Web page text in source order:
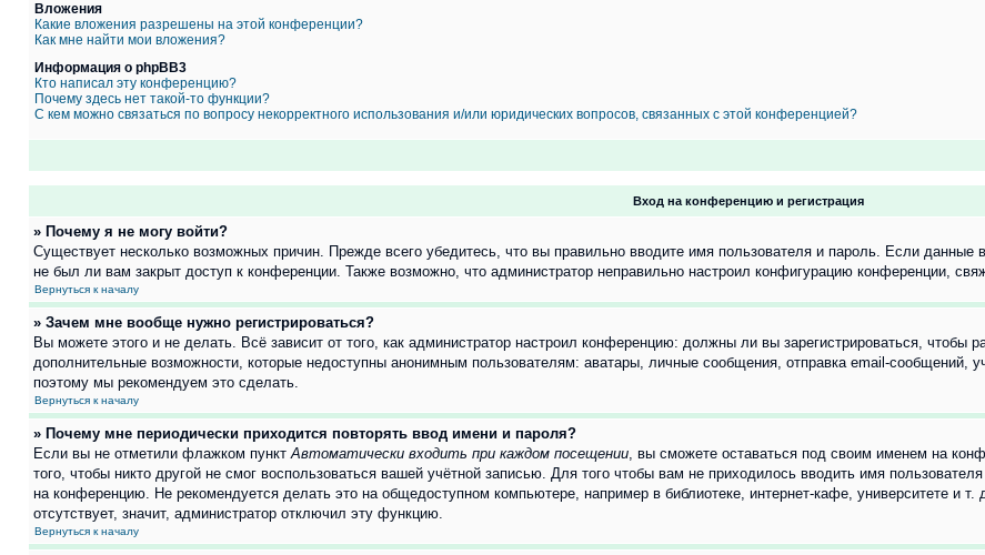
Вложения
Какие вложения разрешены на этой конференции?
Как мне найти мои вложения?
Информация о phpBB3
Кто написал эту конференцию?
Почему здесь нет такой-то функции?
С кем можно связаться по вопросу некорректного использования и/или юридических вопросов, связанных с этой конференцией?
Вход на конференцию и регистрация
» Почему я не могу войти?
Существует несколько возможных причин. Прежде всего убедитесь, что вы правильно вводите имя пользователя и пароль. Если
не был ли вам закрыт доступ к конференции. Также возможно, что администратор неправильно настроил конфигурацию конференции,
Вернуться к началу
» Зачем мне вообще нужно регистрироваться?
Вы можете этого и не делать. Всё зависит от того, как администратор настроил конференцию: должны ли вы зарегистрироваться, чтобы
дополнительные возможности, которые недоступны анонимным пользователям: аватары, личные сообщения, отправка email-сообщений,
поэтому мы рекомендуем это сделать.
Вернуться к началу
» Почему мне периодически приходится повторять ввод имени и пароля?
Если вы не отметили флажком пунктАвтоматически входить при каждом посещении, вы сможете оставаться под своим именем на
того, чтобы никто другой не смог воспользоваться вашей учётной записью. Для того чтобы вам не приходилось вводить имя
на конференцию. Не рекомендуется делать это на общедоступном компьютере, например в библиотеке, интернет-кафе, университете и
отсутствует, значит, администратор отключил эту функцию.
Вернуться к началу